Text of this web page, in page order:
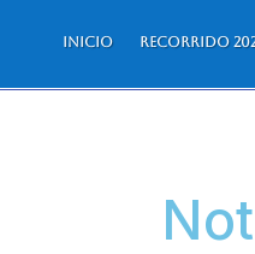
Inicio Recorrido